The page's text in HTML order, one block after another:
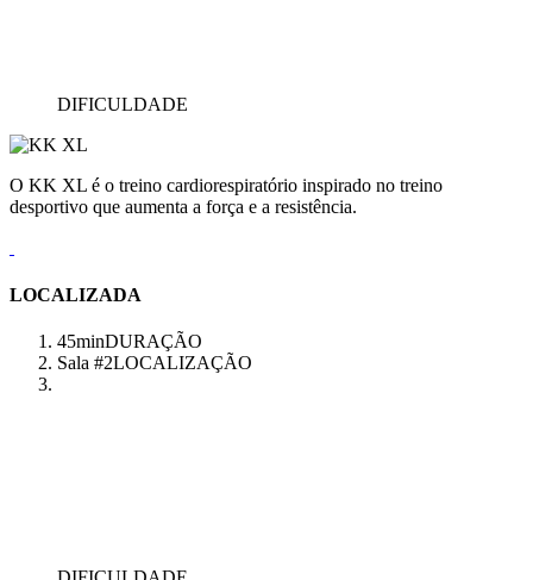
DIFICULDADE
O KK XL é o treino cardiorespiratório inspirado no treino
desportivo que aumenta a força e a resistência.
LOCALIZADA
45minDURAÇÃO
Sala #2LOCALIZAÇÃO